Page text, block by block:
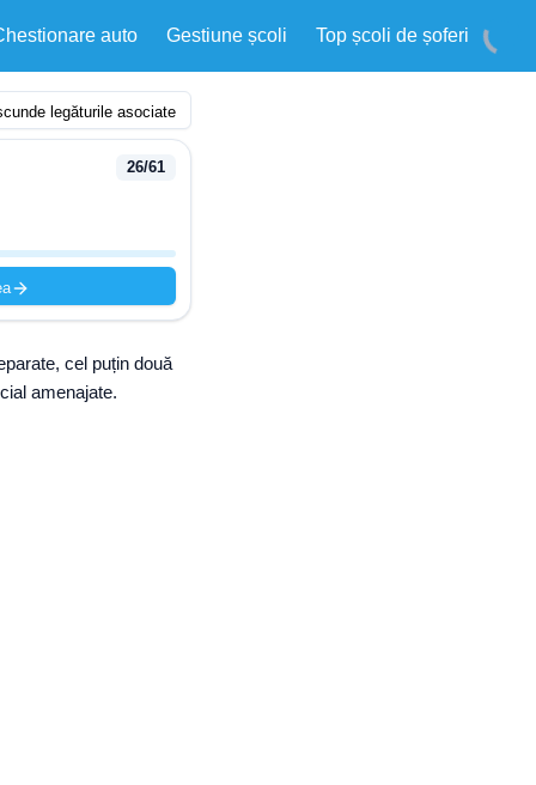
auto Gestiune școli Top școli de șoferi
legăturile asociate
26/61
cel puțin două
amenajate.